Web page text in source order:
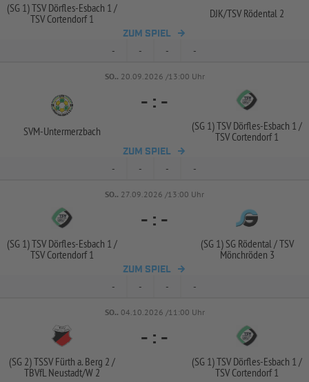
(SG 1) TSV Dörfles-Esbach 1 /
TSV Cortendorf 1
DJK/TSV Rödental 2
ZUM SPIEL
- - - -
SO.. 20.09.2026 /13:00 Uhr
SVM-Untermerzbach
- : -
(SG 1) TSV Dörfles-Esbach 1 /
TSV Cortendorf 1
ZUM SPIEL
- - - -
SO.. 27.09.2026 /13:00 Uhr
(SG 1) TSV Dörfles-Esbach 1 /
TSV Cortendorf 1
- : -
(SG 1) SG Rödental /TSV
Mönchröden 3
ZUM SPIEL
- - - -
SO.. 04.10.2026 /11:00 Uhr
(SG 2) TSSV Fürth a. Berg 2 /
TBVfL Neustadt/W 2
- : -
(SG 1) TSV Dörfles-Esbach 1 /
TSV Cortendorf 1